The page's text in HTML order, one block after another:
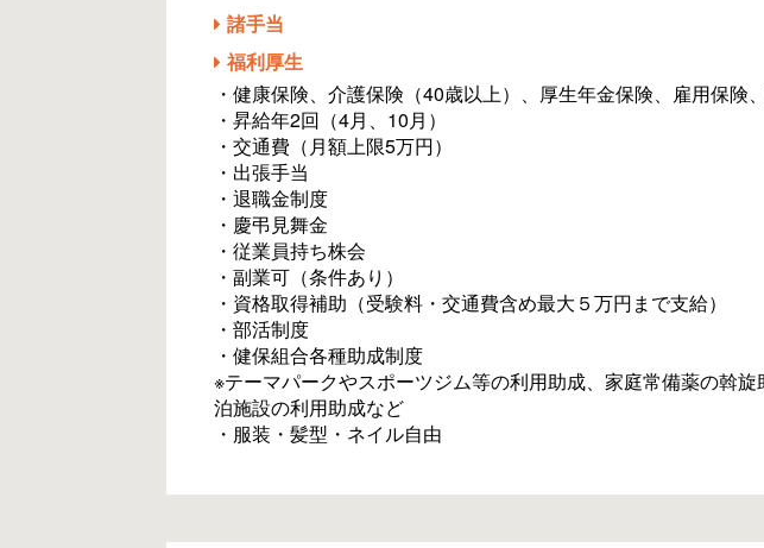
諸手当
福利厚生
・健康保険、介護保険（40歳以上）、厚生年金保険、雇用保険
・昇給年2回（4月、10月）
・交通費（月額上限5万円）
・出張手当
・退職金制度
・慶弔見舞金
・従業員持ち株会
・副業可（条件あり）
・資格取得補助（受験料・交通費含め最大５万円まで支給）
・部活制度
・健保組合各種助成制度
※テーマパークやスポーツジム等の利用助成、家庭常備薬の斡
泊施設の利用助成など
・服装・髪型・ネイル自由